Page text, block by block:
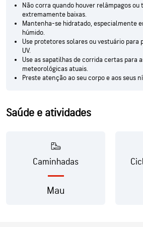
Não corra quando houver relâmpagos ou
extremamente baixas.
Mantenha-se hidratado, especialmente
húmido.
Use protetores solares ou vestuário
UV.
Use as sapatilhas de corrida certas para
meteorológicas atuais.
Preste atenção ao seu corpo e aos seus
Saúde e atividades
Caminhadas
Mau